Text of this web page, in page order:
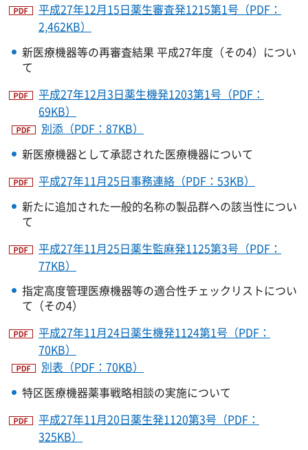
平成27年12月15日薬生審査発1215第1号（PDF：
2,462KB）
新医療機器等の再審査結果 平成27年度（その4）につい
て
平成27年12月3日薬生機発1203第1号（PDF：
69KB）
別添（PDF：87KB）
新医療機器として承認された医療機器について
平成27年11月25日事務連絡（PDF：53KB）
新たに追加された一般的名称の製品群への該当性につい
て
平成27年11月25日薬生監麻発1125第3号（PDF：
77KB）
指定高度管理医療機器等の適合性チェックリストについ
て（その4）
平成27年11月24日薬生機発1124第1号（PDF：
70KB）
別表（PDF：70KB）
特区医療機器薬事戦略相談の実施について
平成27年11月20日薬生発1120第3号（PDF：
325KB）